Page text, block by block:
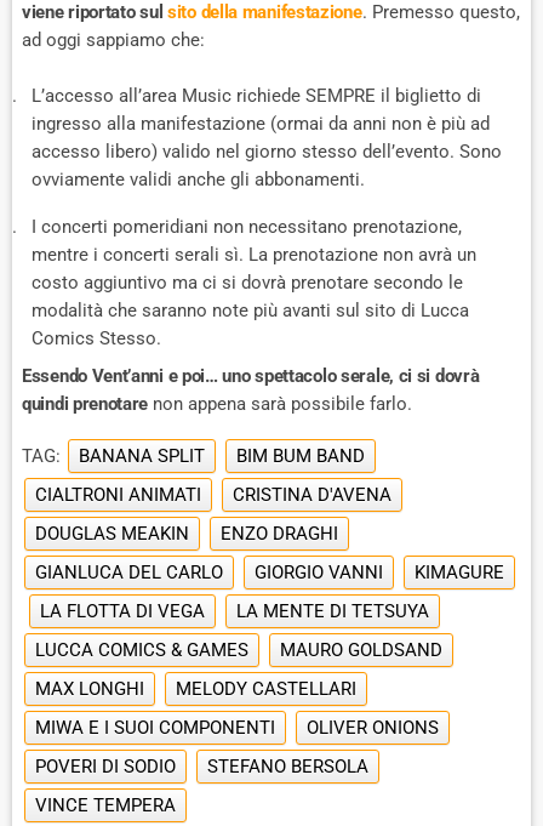
viene riportato sul sito della manifestazione. Premesso questo,
ad oggi sappiamo che:
L’accesso all’area Music richiede SEMPRE il biglietto di
ingresso alla manifestazione (ormai da anni non è più ad
accesso libero) valido nel giorno stesso dell’evento. Sono
ovviamente validi anche gli abbonamenti.
I concerti pomeridiani non necessitano prenotazione,
mentre i concerti serali sì. La prenotazione non avrà un
costo aggiuntivo ma ci si dovrà prenotare secondo le
modalità che saranno note più avanti sul sito di Lucca
Comics Stesso.
Essendo Vent’anni e poi… uno spettacolo serale, ci si dovrà
quindi prenotare non appena sarà possibile farlo.
TAG: BANANA SPLIT
BIM BUM BAND
CIALTRONI ANIMATI
CRISTINA D'AVENA
DOUGLAS MEAKIN
ENZO DRAGHI
GIANLUCA DEL CARLO
GIORGIO VANNI
KIMAGURE
LA FLOTTA DI VEGA
LA MENTE DI TETSUYA
LUCCA COMICS & GAMES
MAURO GOLDSAND
MAX LONGHI
MELODY CASTELLARI
MIWA E I SUOI COMPONENTI
OLIVER ONIONS
POVERI DI SODIO
STEFANO BERSOLA
VINCE TEMPERA